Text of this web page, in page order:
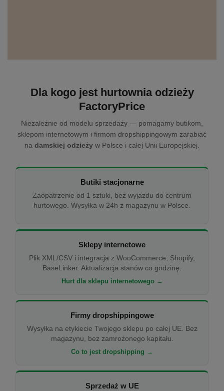
Dla kogo jest hurtownia odzieży
FactoryPrice
Niezależnie od modelu sprzedaży — pomagamy butikom,
sklepom internetowym i firmom dropshippingowym zarabiać
na damskiej odzieży w Polsce i całej Unii Europejskiej.
Butiki stacjonarne
Zaopatrzenie od 1 sztuki, bez wyjazdu do centrum
hurtowego. Wysyłka w 24h z magazynu w Polsce.
Sklepy internetowe
Plik XML/CSV i integracja z WooCommerce, Shopify,
BaseLinker. Aktualizacja stanów co godzinę.
Hurt dla sklepu internetowego →
Firmy dropshippingowe
Wysyłka na etykiecie Twojego sklepu po całej UE. Bez
magazynu, bez zamrożonego kapitału.
Co to jest dropshipping →
Sprzedaż w UE